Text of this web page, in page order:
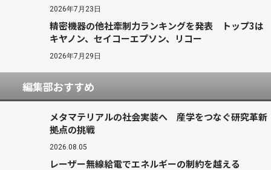
2026年7月23日
精密機器の他社牽制力ランキングを発表 トップ3は
キヤノン、セイコーエプソン、リコー
2026年7月29日
編集部おすすめ
メタマテリアルの社会実装へ 産学をつなぐ研究革新
拠点の挑戦
2026.08.05
レーザー無線給電でエネルギーの制約を越える